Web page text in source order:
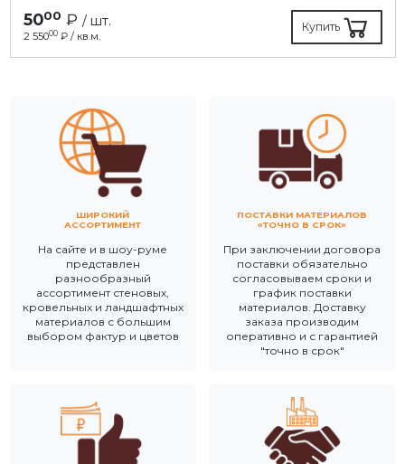
5000 ₽ / шт.
2 55000₽ / кв.м.
Купить
ШИРОКИЙ
АССОРТИМЕНТ
На сайте и в шоу-руме
представлен
разнообразный
ассортимент стеновых,
кровельных и ландшафтных
материалов с большим
выбором фактур и цветов
ПОСТАВКИ МАТЕРИАЛОВ
«ТОЧНО В СРОК»
При заключении договора
поставки обязательно
согласовываем сроки и
график поставки
материалов. Доставку
заказа производим
оперативно и с гарантией
"точно в срок"